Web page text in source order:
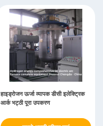
हाइड्रोजन ऊर्जा व्यापक डीसी इलेक्ट्रिक
आर्क भट्ठी पूरा उपकरण